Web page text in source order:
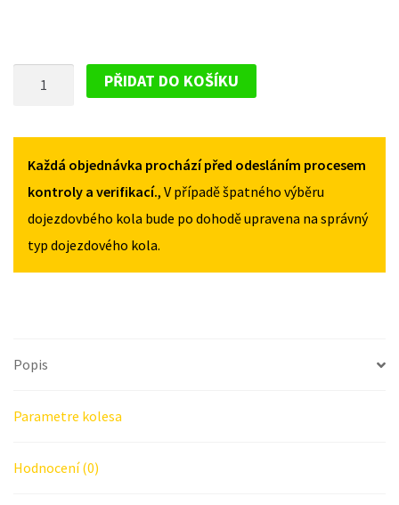
CITROEN
JUMPER
2002-
2006
MNOŽSTVÍ
PŘIDAT DO KOŠÍKU
Každá objednávka prochází před odesláním procesem
kontroly a verifikací., V případě špatného výběru
dojezdovbého kola bude po dohodě upravena na správný
typ dojezdového kola.
Popis
Parametre kolesa
Hodnocení (0)